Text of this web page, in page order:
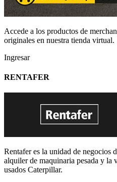
Accede a los productos de
originales en nuestra tienda virtual.
Ingresar
RENTAFER
Rentafer es la unidad de negocios
alquiler de maquinaria pesada y la
usados Caterpillar.